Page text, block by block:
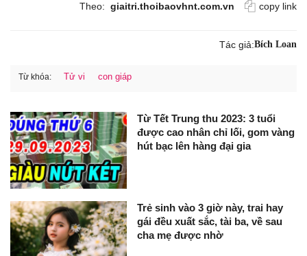
Theo: giaitri.thoibaovhnt.com.vn copy link
Tác giả:Bích Loan
Từ khóa: Tử vi con giáp
Từ Tết Trung thu 2023: 3 tuổi
được cao nhân chỉ lối, gom vàng
hút bạc lên hàng đại gia
Trẻ sinh vào 3 giờ này, trai hay
gái đều xuất sắc, tài ba, về sau
cha mẹ được nhờ